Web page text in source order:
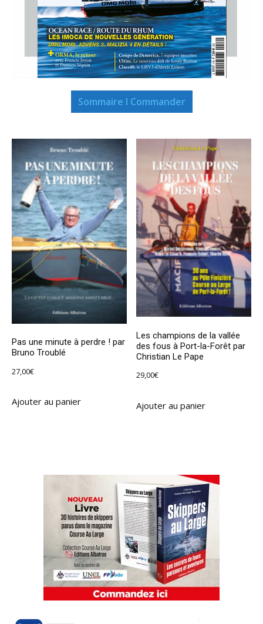
Sommaire I Commander
Pas une minute à perdre ! par
Bruno Troublé
27,00€
Ajouter au panier
Les champions de la vallée
des fous à Port-la-Forêt par
Christian Le Pape
29,00€
Ajouter au panier